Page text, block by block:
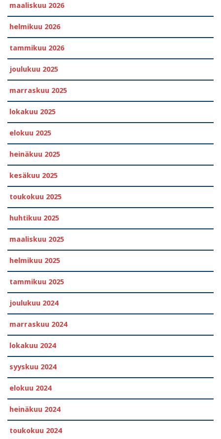
maaliskuu 2026
helmikuu 2026
tammikuu 2026
joulukuu 2025
marraskuu 2025
lokakuu 2025
elokuu 2025
heinäkuu 2025
kesäkuu 2025
toukokuu 2025
huhtikuu 2025
maaliskuu 2025
helmikuu 2025
tammikuu 2025
joulukuu 2024
marraskuu 2024
lokakuu 2024
syyskuu 2024
elokuu 2024
heinäkuu 2024
toukokuu 2024